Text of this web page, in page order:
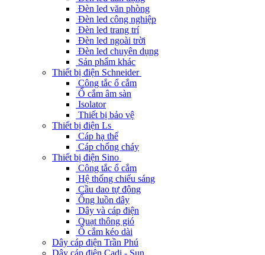
Đèn led văn phòng
Đèn led công nghiệp
Đèn led trang trí
Đèn led ngoài trời
Đèn led chuyên dụng
Sản phẩm khác
Thiết bị điện Schneider
Công tắc ổ cắm
Ổ cắm âm sàn
Isolator
Thiết bị bảo vệ
Thiết bị điện Ls
Cáp hạ thế
Cáp chống cháy
Thiết bị điện Sino
Công tắc ổ cắm
Hệ thống chiếu sáng
Cầu dao tự động
Ống luồn dây
Dây và cáp điện
Quạt thông gió
Ổ cắm kéo dài
Dây cáp điện Trần Phú
Dây cáp điện Cadi - Sun